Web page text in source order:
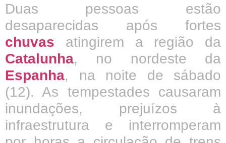
Duas pessoas estão
desaparecidas após fortes
chuvas atingirem a região da
Catalunha, no nordeste da
Espanha, na noite de sábado
(12). As tempestades causaram
inundações, prejuízos à
infraestrutura e interromperam